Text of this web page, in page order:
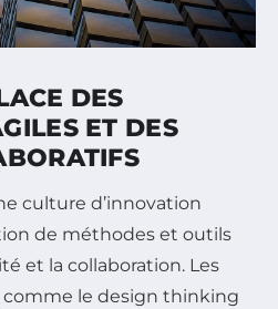
DES
ET DES
culture d’innovation
de méthodes et outils
et la collaboration. Les
comme le design thinking